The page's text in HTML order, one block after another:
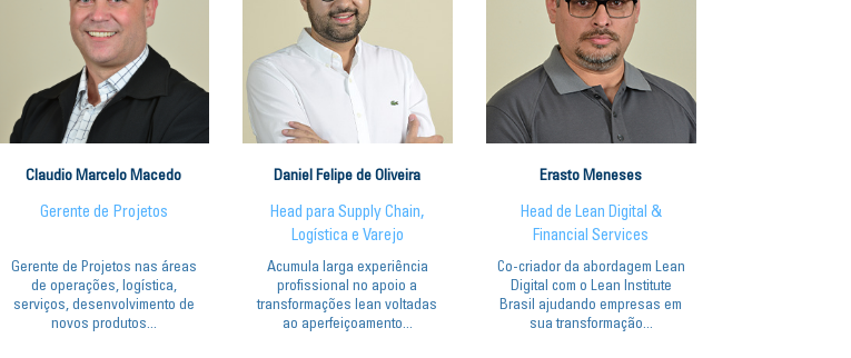
Claudio Marcelo Macedo
Gerente de Projetos
Gerente de Projetos nas áreas
de operações, logística,
serviços, desenvolvimento de
novos produtos...
Daniel Felipe de Oliveira
Head para Supply Chain,
Logística e Varejo
Acumula larga experiência
profissional no apoio a
transformações lean voltadas
ao aperfeiçoamento...
Erasto Meneses
Head de Lean Digital &
Financial Services
Co-criador da abordagem Lean
Digital com o Lean Institute
Brasil ajudando empresas em
sua transformação...